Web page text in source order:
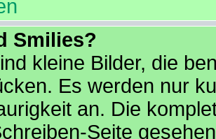
Smilies?
kleine Bilder, die
Es werden nur
an. Die
Seite